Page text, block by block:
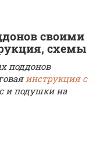
своими
схемы
поддонов
инструкция с
и подушки на